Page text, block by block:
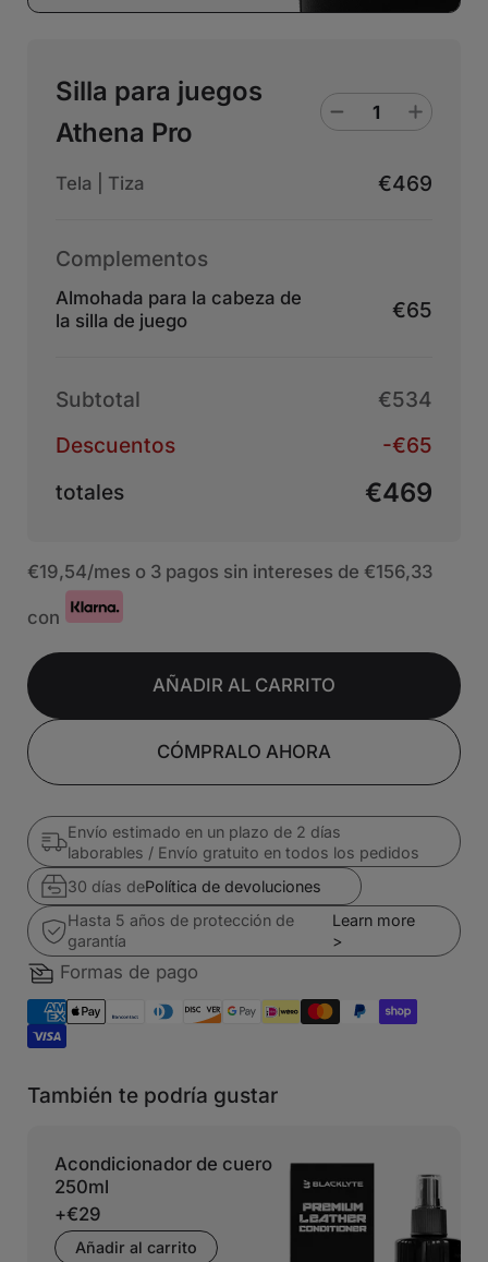
Silla para juegos
Athena Pro
Tela | Tiza €469
Complementos
Almohada para la cabeza de
la silla de juego
€65
Subtotal
€534
Descuentos
-€65
totales
€469
€19,54/mes o 3 pagos sin intereses de €156,33
con
AÑADIR AL CARRITO
CÓMPRALO AHORA
Envío estimado en un plazo de 2 días
laborables / Envío gratuito en todos los pedidos
30 días dePolítica de devoluciones
Hasta 5 años de protección de
garantía
Learn more
>
Formas de pago
También te podría gustar
Acondicionador de cuero
250ml
+€29
Añadir al carrito